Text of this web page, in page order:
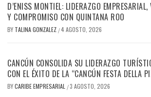
D’ENISS MONTIEL: LIDERAZGO
Y COMPROMISO CON QUINTANA ROO
BY TALINA GONZALEZ /4 AGOSTO, 2026
CANCÚN CONSOLIDA SU LIDERAZGO
CON EL ÉXITO DE LA “CANCÚN FESTA DELLA
BYCARIBE EMPRESARIAL /3 AGOSTO, 2026